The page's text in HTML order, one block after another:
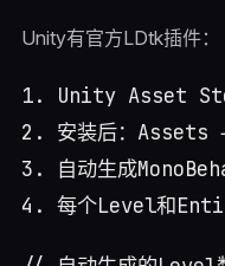
Unity有官方LDtk插件：
1. Unity Asset
2. 安装后：
3. 自动生成